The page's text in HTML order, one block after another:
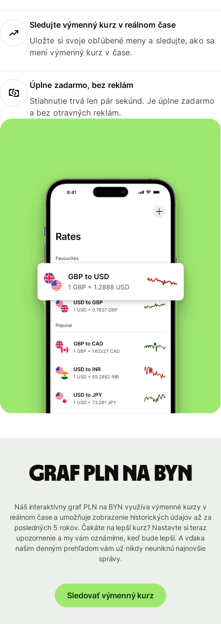
Sledujte výmenný kurz v reálnom čase
Uložte si svoje obľúbené meny a sledujte, ako sa
mení výmenný kurz v čase.
Úplne zadarmo, bez reklám
Stiahnutie trvá len pár sekúnd. Je úplne zadarmo
a bez otravných reklám.
graf PLN na BYN
Náš interaktívny graf PLN na BYN využíva výmenné kurzy v
reálnom čase a umožňuje zobrazenie historických údajov až za
posledných 5 rokov. Čakáte na lepší kurz? Nastavte si teraz
upozornenie a my vám oznámime, keď bude lepší. A vďaka
našim denným prehľadom vám už nikdy neuniknú najnovšie
správy.
Sledovať výmenný kurz